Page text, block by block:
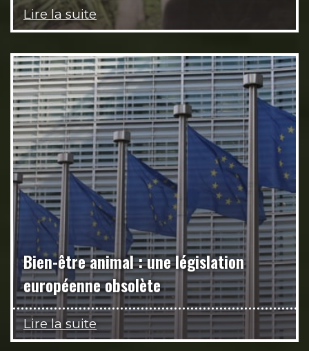
Lire la suite
Bien-être animal : une législation
européenne obsolète
Lire la suite